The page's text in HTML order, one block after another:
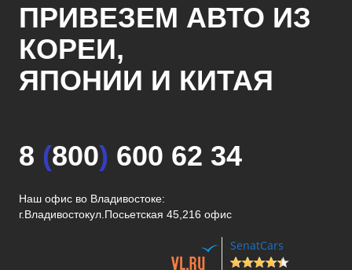
ПРИВЕЗЕМ АВТО ИЗ
КОРЕИ,
ЯПОНИИ И КИТАЯ
8 (800) 600 62 34
Наш офис во Владивостоке:
г.Владивостокул.Посьетская 45,216 офис
SenatCars